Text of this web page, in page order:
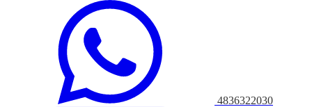
4836322030